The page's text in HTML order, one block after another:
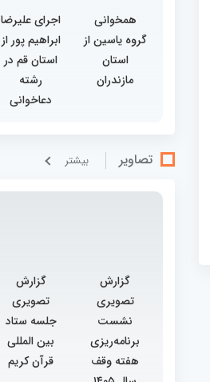
همخوانی
گروه یاسین از
استان
مازندران
اجرای علیرضا
ابراهیم پور از
استان قم در
رشته
دعاخوانی
تصاویر بيشتر
گزارش
تصویری
نشست
برنامه‌ریزی
هفته وقف
گزارش
تصویری
جلسه ستاد
بین المللی
قرآن کریم